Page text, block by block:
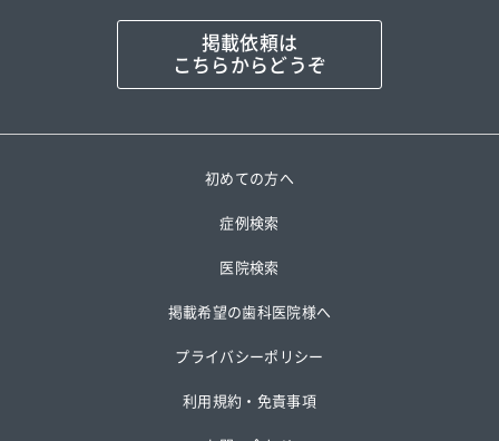
掲載依頼は
こちらからどうぞ
初めての方へ
症例検索
医院検索
掲載希望の歯科医院様へ
プライバシーポリシー
利用規約・免責事項